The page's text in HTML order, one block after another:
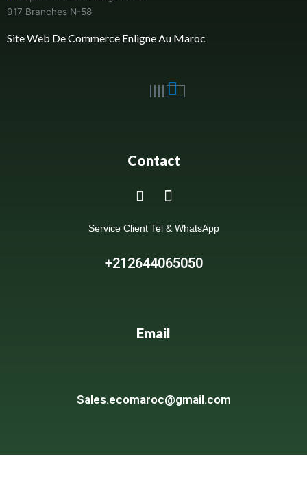
Site Web De Commerce Enligne Au Maroc
Contact
Service Client Tel & WhatsApp
+212644065050
Email
Sales.ecomaroc@gmail.com